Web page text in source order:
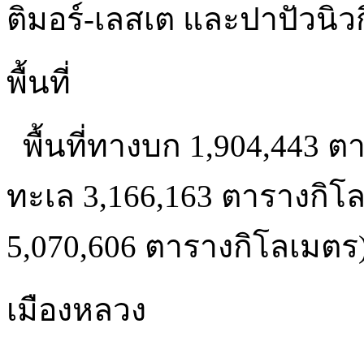
ติมอร์-เลสเต และปาปัวนิ
พื้นที่
พื้นที่ทางบก 1,904,443
ทะเล 3,166,163 ตารางกิ
5,070,606 ตารางกิโลเมต
เมืองหลวง